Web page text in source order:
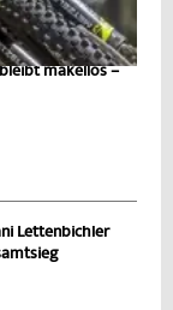
makellos –
Lettenbichler